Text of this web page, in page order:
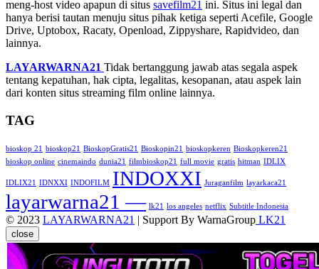
meng-host video apapun di situs savefilm21 ini. Situs ini legal dan
hanya berisi tautan menuju situs pihak ketiga seperti Acefile, Google
Drive, Uptobox, Racaty, Openload, Zippyshare, Rapidvideo, dan
lainnya.
LAYARWARNA21 Tidak bertanggung jawab atas segala aspek
tentang kepatuhan, hak cipta, legalitas, kesopanan, atau aspek lain
dari konten situs streaming film online lainnya.
TAG
bioskop 21 bioskop21 BioskopGratis21 Bioskopin21 bioskopkeren Bioskopkeren21
bioskop online cinemaindo dunia21 filmbioskop21 full movie gratis hitman IDLIX
IDLIX21 IDNXXI INDOFILM INDOXXI Juraganfilm layarkaca21
layarwarna21 — lk21 los angeles netflix Subtitle Indonesia
© 2023 LAYARWARNA21 | Support By WarnaGroup LK21
close